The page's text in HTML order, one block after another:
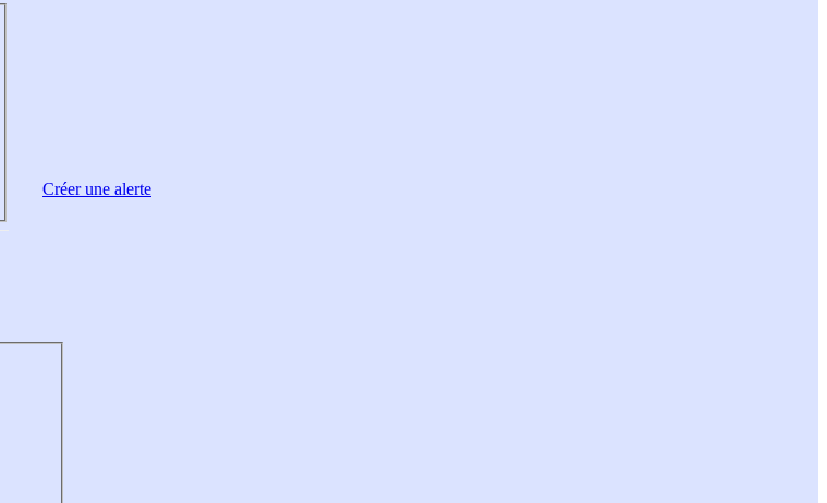
Créer une alerte